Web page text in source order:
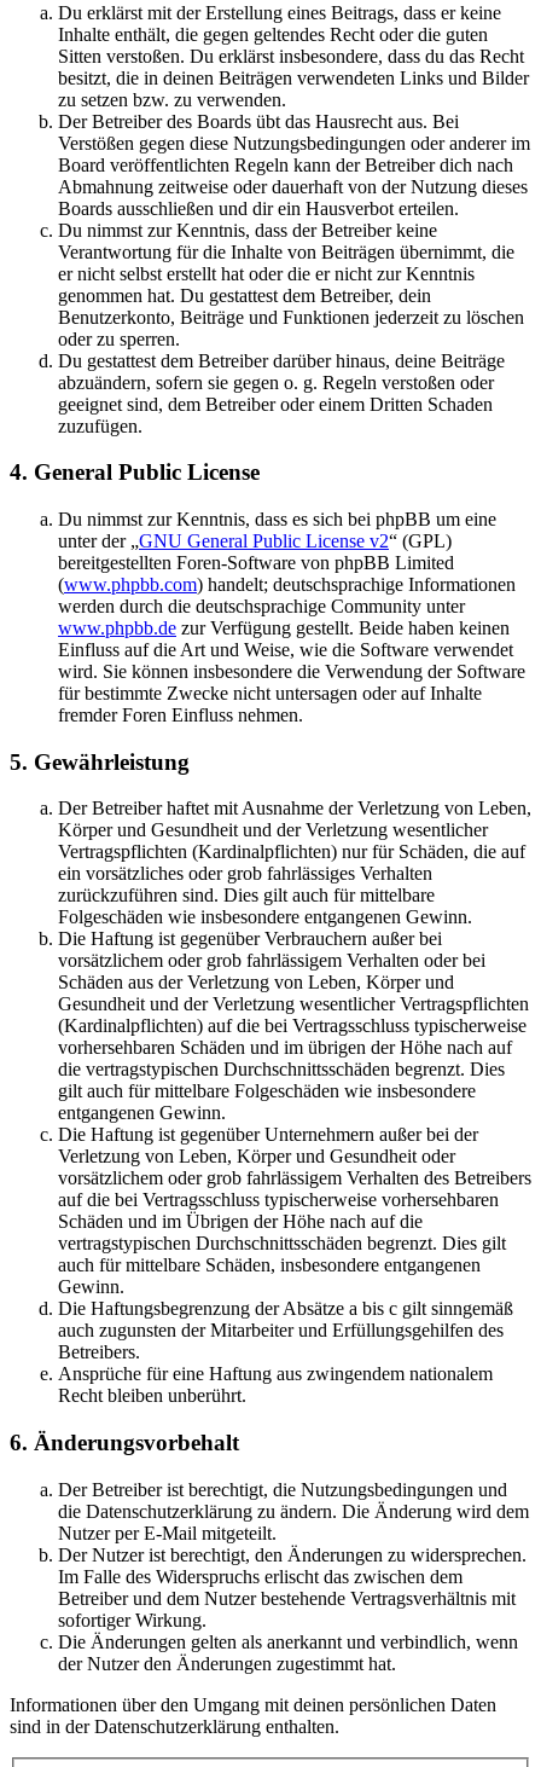
Du erklärst mit der Erstellung eines Beitrags, dass er keine
Inhalte enthält, die gegen geltendes Recht oder die guten
Sitten verstoßen. Du erklärst insbesondere, dass du das Recht
besitzt, die in deinen Beiträgen verwendeten Links und Bilder
zu setzen bzw. zu verwenden.
Der Betreiber des Boards übt das Hausrecht aus. Bei
Verstößen gegen diese Nutzungsbedingungen oder anderer im
Board veröffentlichten Regeln kann der Betreiber dich nach
Abmahnung zeitweise oder dauerhaft von der Nutzung dieses
Boards ausschließen und dir ein Hausverbot erteilen.
Du nimmst zur Kenntnis, dass der Betreiber keine
Verantwortung für die Inhalte von Beiträgen übernimmt, die
er nicht selbst erstellt hat oder die er nicht zur Kenntnis
genommen hat. Du gestattest dem Betreiber, dein
Benutzerkonto, Beiträge und Funktionen jederzeit zu löschen
oder zu sperren.
Du gestattest dem Betreiber darüber hinaus, deine Beiträge
abzuändern, sofern sie gegen o. g. Regeln verstoßen oder
geeignet sind, dem Betreiber oder einem Dritten Schaden
zuzufügen.
4. General Public License
Du nimmst zur Kenntnis, dass es sich bei phpBB um eine
unter der „GNU General Public License v2“ (GPL)
bereitgestellten Foren-Software von phpBB Limited
(www.phpbb.com) handelt; deutschsprachige Informationen
werden durch die deutschsprachige Community unter
www.phpbb.de zur Verfügung gestellt. Beide haben keinen
Einfluss auf die Art und Weise, wie die Software verwendet
wird. Sie können insbesondere die Verwendung der Software
für bestimmte Zwecke nicht untersagen oder auf Inhalte
fremder Foren Einfluss nehmen.
5. Gewährleistung
Der Betreiber haftet mit Ausnahme der Verletzung von Leben,
Körper und Gesundheit und der Verletzung wesentlicher
Vertragspflichten (Kardinalpflichten) nur für Schäden, die auf
ein vorsätzliches oder grob fahrlässiges Verhalten
zurückzuführen sind. Dies gilt auch für mittelbare
Folgeschäden wie insbesondere entgangenen Gewinn.
Die Haftung ist gegenüber Verbrauchern außer bei
vorsätzlichem oder grob fahrlässigem Verhalten oder bei
Schäden aus der Verletzung von Leben, Körper und
Gesundheit und der Verletzung wesentlicher Vertragspflichten
(Kardinalpflichten) auf die bei Vertragsschluss typischerweise
vorhersehbaren Schäden und im übrigen der Höhe nach auf
die vertragstypischen Durchschnittsschäden begrenzt. Dies
gilt auch für mittelbare Folgeschäden wie insbesondere
entgangenen Gewinn.
Die Haftung ist gegenüber Unternehmern außer bei der
Verletzung von Leben, Körper und Gesundheit oder
vorsätzlichem oder grob fahrlässigem Verhalten des Betreibers
auf die bei Vertragsschluss typischerweise vorhersehbaren
Schäden und im Übrigen der Höhe nach auf die
vertragstypischen Durchschnittsschäden begrenzt. Dies gilt
auch für mittelbare Schäden, insbesondere entgangenen
Gewinn.
Die Haftungsbegrenzung der Absätze a bis c gilt sinngemäß
auch zugunsten der Mitarbeiter und Erfüllungsgehilfen des
Betreibers.
Ansprüche für eine Haftung aus zwingendem nationalem
Recht bleiben unberührt.
6. Änderungsvorbehalt
Der Betreiber ist berechtigt, die Nutzungsbedingungen und
die Datenschutzerklärung zu ändern. Die Änderung wird dem
Nutzer per E-Mail mitgeteilt.
Der Nutzer ist berechtigt, den Änderungen zu widersprechen.
Im Falle des Widerspruchs erlischt das zwischen dem
Betreiber und dem Nutzer bestehende Vertragsverhältnis mit
sofortiger Wirkung.
Die Änderungen gelten als anerkannt und verbindlich, wenn
der Nutzer den Änderungen zugestimmt hat.
Informationen über den Umgang mit deinen persönlichen Daten
sind in der Datenschutzerklärung enthalten.